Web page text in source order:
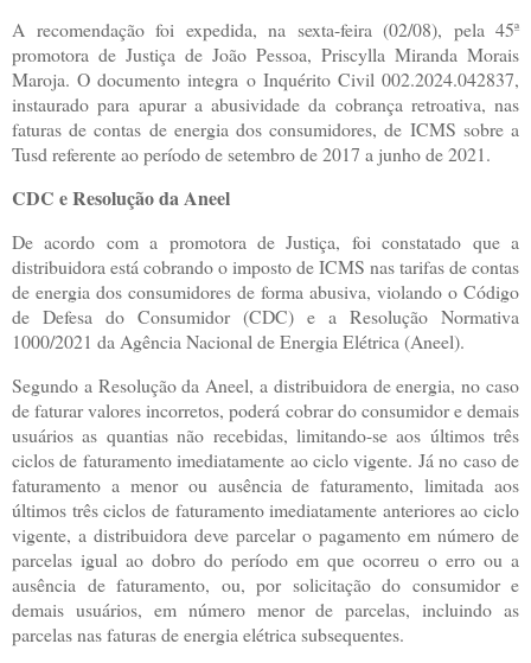
A recomendação foi expedida, na sexta-feira (02/08), pela 45ª
promotora de Justiça de João Pessoa, Priscylla Miranda Morais
Maroja. O documento integra o Inquérito Civil 002.2024.042837,
instaurado para apurar a abusividade da cobrança retroativa, nas
faturas de contas de energia dos consumidores, de ICMS sobre a
Tusd referente ao período de setembro de 2017 a junho de 2021.
CDC e Resolução da Aneel
De acordo com a promotora de Justiça, foi constatado que a
distribuidora está cobrando o imposto de ICMS nas tarifas de contas
de energia dos consumidores de forma abusiva, violando o Código
de Defesa do Consumidor (CDC) e a Resolução Normativa
1000/2021 da Agência Nacional de Energia Elétrica (Aneel).
Segundo a Resolução da Aneel, a distribuidora de energia, no caso
de faturar valores incorretos, poderá cobrar do consumidor e demais
usuários as quantias não recebidas, limitando-se aos últimos três
ciclos de faturamento imediatamente ao ciclo vigente. Já no caso de
faturamento a menor ou ausência de faturamento, limitada aos
últimos três ciclos de faturamento imediatamente anteriores ao ciclo
vigente, a distribuidora deve parcelar o pagamento em número de
parcelas igual ao dobro do período em que ocorreu o erro ou a
ausência de faturamento, ou, por solicitação do consumidor e
demais usuários, em número menor de parcelas, incluindo as
parcelas nas faturas de energia elétrica subsequentes.